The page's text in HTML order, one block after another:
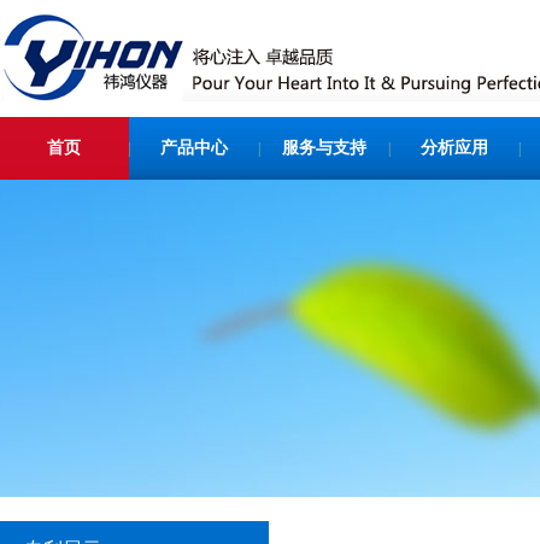
首页 产品中心 服务与支持 分析应用